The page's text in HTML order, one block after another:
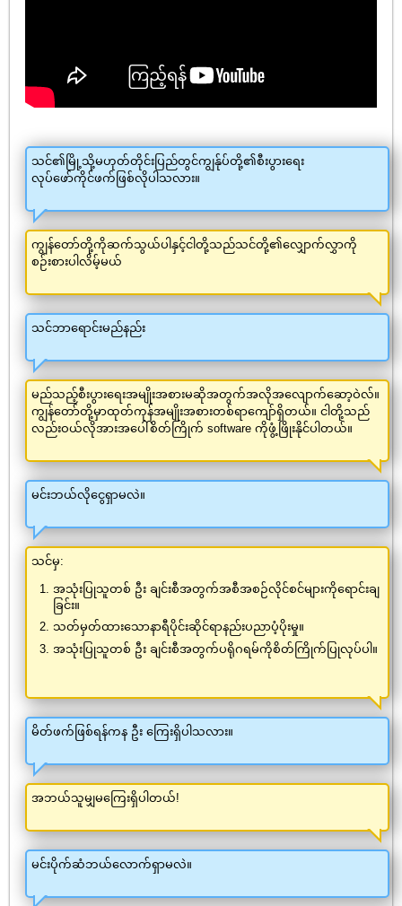
သင်၏မြို့သို့မဟုတ်တိုင်းပြည်တွင်ကျွန်ုပ်တို့၏စီးပွားရေး
လုပ်ဖော်ကိုင်ဖက်ဖြစ်လိုပါသလား။
ကျွန်တော်တို့ကိုဆက်သွယ်ပါနှင့်ငါတို့သည်သင်တို့၏လျှောက်လွှာကို
စဉ်းစားပါလိမ့်မယ်
သင်ဘာရောင်းမည်နည်း
မည်သည့်စီးပွားရေးအမျိုးအစားမဆိုအတွက်အလိုအလျောက်ဆော့ဝဲလ်။
ကျွန်တော်တို့မှာထုတ်ကုန်အမျိုးအစားတစ်ရာကျော်ရှိတယ်။ ငါတို့သည်
လည်းဝယ်လိုအားအပေါ်စိတ်ကြိုက် software ကိုဖွံ့ဖြိုးနိုင်ပါတယ်။
မင်းဘယ်လိုငွေရှာမလဲ။
သင်မှ:
အသုံးပြုသူတစ် ဦး ချင်းစီအတွက်အစီအစဉ်လိုင်စင်များကိုရောင်းချ
ခြင်း။
သတ်မှတ်ထားသောနာရီပိုင်းဆိုင်ရာနည်းပညာပံ့ပိုးမှု။
အသုံးပြုသူတစ် ဦး ချင်းစီအတွက်ပရိုဂရမ်ကိုစိတ်ကြိုက်ပြုလုပ်ပါ။
မိတ်ဖက်ဖြစ်ရန်ကန ဦး ကြေးရှိပါသလား။
အဘယ်သူမျှမကြေးရှိပါတယ်!
မင်းပိုက်ဆံဘယ်လောက်ရှာမလဲ။